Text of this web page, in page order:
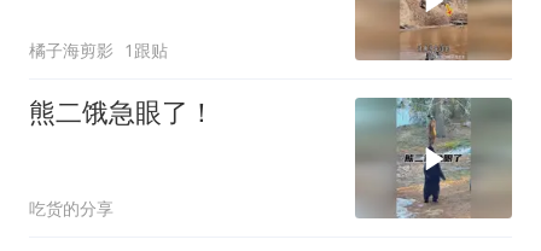
橘子海剪影 1跟贴
熊二饿急眼了！
吃货的分享